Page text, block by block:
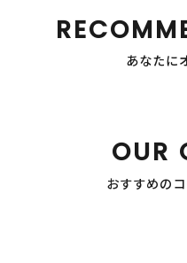
あなたに
OUR
おすすめの